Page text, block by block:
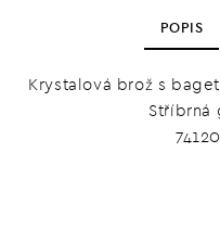
POPIS
Krystalová brož s
Stříbrná